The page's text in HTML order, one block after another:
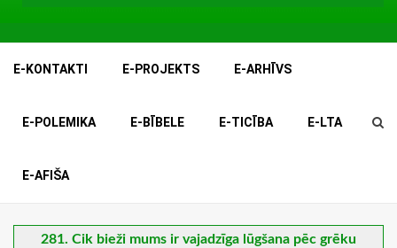
E-KONTAKTI E-PROJEKTS E-ARHĪVS
E-POLEMIKA E-BĪBELE E-TICĪBA E-LTA
E-AFIŠA
281. Cik bieži mums ir vajadzīga lūgšana pēc grēku